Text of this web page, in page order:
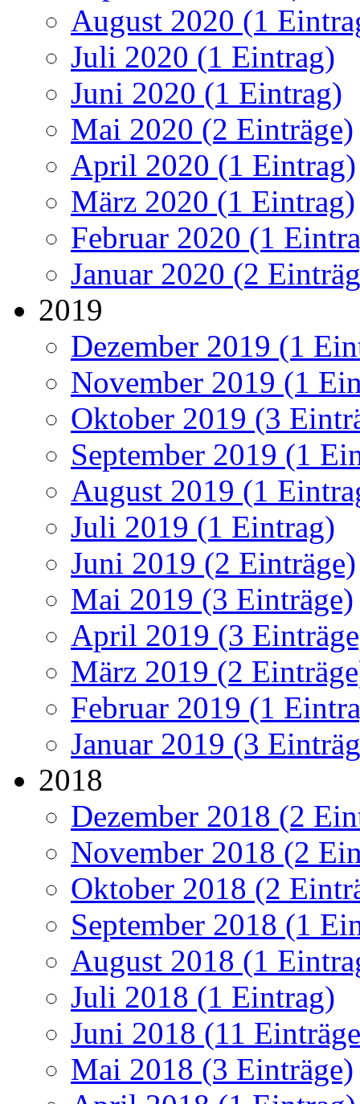
August 2020 (1
Juli 2020 (1 Eintrag)
Juni 2020 (1 Eintrag)
Mai 2020 (2 Einträge)
April 2020 (1 Eintrag)
März 2020 (1 Eintrag)
Februar 2020 (1
Januar 2020 (2
2019
Dezember 2019 (1
November 2019 (1
Oktober 2019 (3
September 2019 (1
August 2019 (1
Juli 2019 (1 Eintrag)
Juni 2019 (2 Einträge)
Mai 2019 (3 Einträge)
April 2019 (3
März 2019 (2
Februar 2019 (1
Januar 2019 (3
2018
Dezember 2018 (2
November 2018 (2
Oktober 2018 (2
September 2018 (1
August 2018 (1
Juli 2018 (1 Eintrag)
Juni 2018 (11
Mai 2018 (3 Einträge)